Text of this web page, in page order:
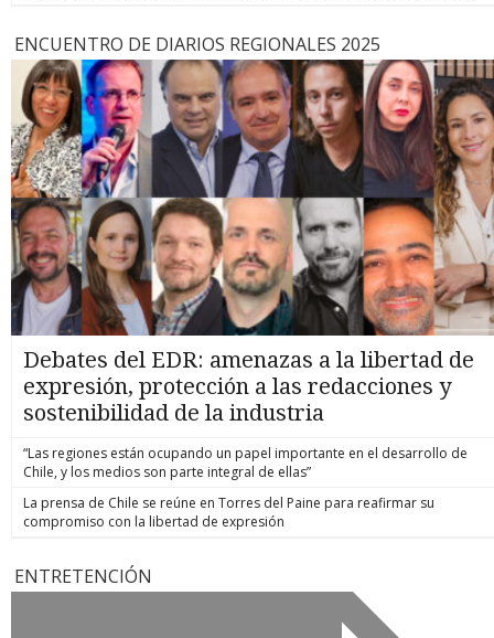
ENCUENTRO DE DIARIOS REGIONALES 2025
Debates del EDR: amenazas a la libertad de
expresión, protección a las redacciones y
sostenibilidad de la industria
“Las regiones están ocupando un papel importante en el desarrollo de
Chile, y los medios son parte integral de ellas”
La prensa de Chile se reúne en Torres del Paine para reafirmar su
compromiso con la libertad de expresión
ENTRETENCIÓN